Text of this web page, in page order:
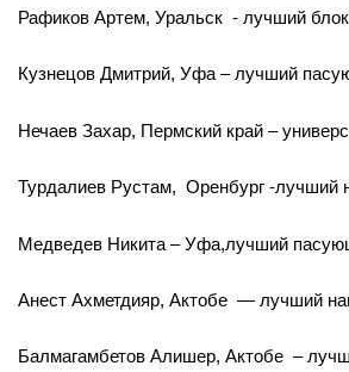
Рафиков Артем, Уральск - лучший
Кузнецов Дмитрий, Уфа – лучший
Нечаев Захар, Пермский край –
Турдалиев Рустам, Оренбург -лучший
Медведев Никита – Уфа,лучший
Анест Ахметдияр, Актобе — лучший
Балмагамбетов Алишер, Актобе –